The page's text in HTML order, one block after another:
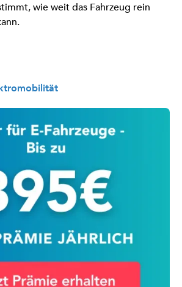
wie weit das Fahrzeug rein